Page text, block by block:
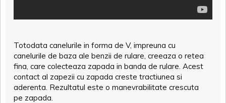
Totodata canelurile in forma de V, impreuna cu
canelurile de baza ale benzii de rulare, creeaza o retea
fina, care colecteaza zapada in banda de rulare. Acest
contact al zapezii cu zapada creste tractiunea si
aderenta. Rezultatul este o manevrabilitate crescuta
pe zapada.